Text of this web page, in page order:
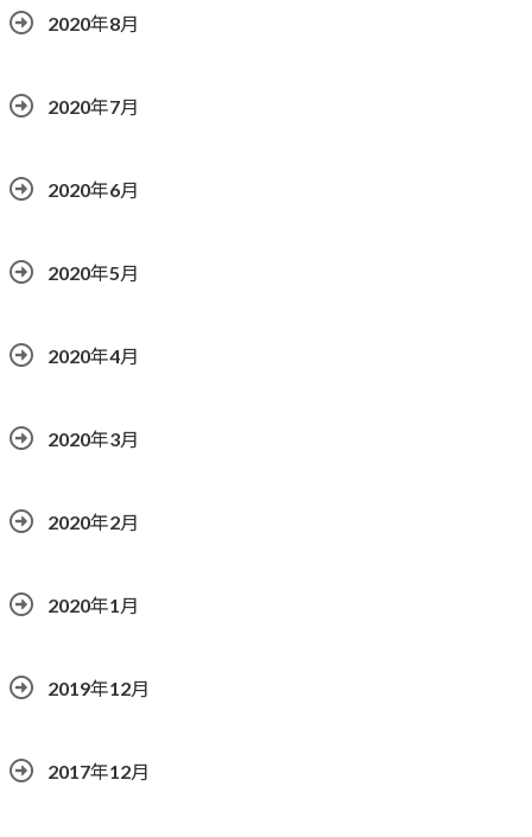
2020年8月
2020年7月
2020年6月
2020年5月
2020年4月
2020年3月
2020年2月
2020年1月
2019年12月
2017年12月